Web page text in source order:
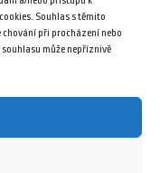
Souhlas s těmito
při procházení nebo
může nepříznivě
2015 (e-book)